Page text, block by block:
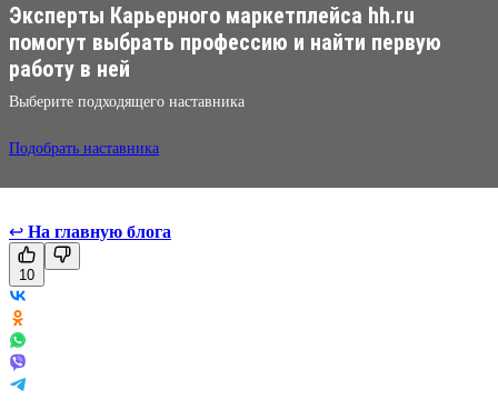
Эксперты Карьерного маркетплейса hh.ru
помогут выбрать профессию и найти первую
работу в ней
Выберите подходящего наставника
Подобрать наставника
↩ На главную блога
10